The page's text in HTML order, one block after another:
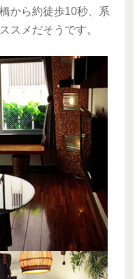
から約徒歩10秒、系
スメだそうです。